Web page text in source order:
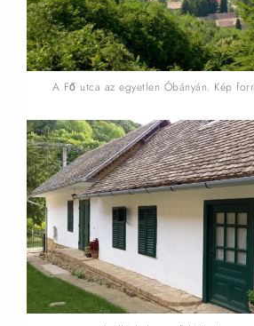
A Fő utca az egyetlen Óbányán. Kép